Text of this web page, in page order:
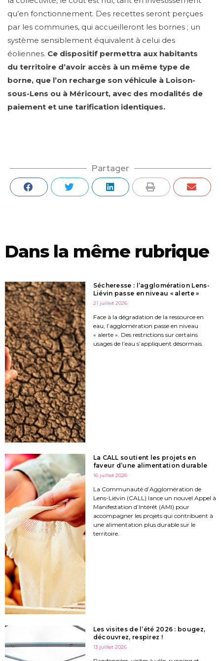
qu’en fonctionnement. Des recettes seront perçues
par les communes, qui accueilleront les bornes ; un
système sensiblement équivalent à celui des
éoliennes. Ce dispositif permettra aux habitants
du territoire d’avoir accès à un même type de
borne, que l’on recharge son véhicule à Loison-
sous-Lens ou à Méricourt, avec des modalités de
paiement et une tarification identiques.
Partager
Dans la même rubrique
Sécheresse : l’agglomération Lens-
Liévin passe en niveau « alerte »
21 juillet 2026
Face à la dégradation de la ressource en
eau, l’agglomération passe en niveau
« alerte ». Des restrictions sur certains
usages de l’eau s’appliquent désormais.
La CALL soutient les projets en
faveur d’une alimentation durable
16 juillet 2026
La Communauté d’Agglomération de
Lens-Liévin (CALL) lance un nouvel Appel à
Manifestation d’Intérêt (AMI) pour
accompagner les projets qui contribuent à
une alimentation plus durable sur le
territoire.
Les visites de l’été 2026 : bougez,
découvrez, respirez !
13 juillet 2026